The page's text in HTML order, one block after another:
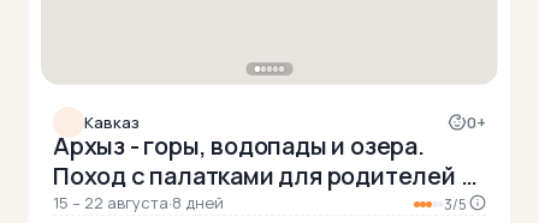
Кавказ 0+
Архыз - горы, водопады и озера.
Поход с палатками для родителей с
детьми
15 – 22 августа·8 дней 3/5